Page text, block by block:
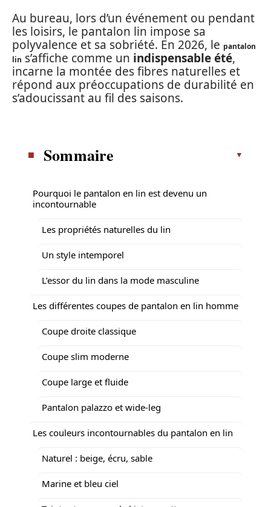
Au bureau, lors d’un événement ou pendant
les loisirs, le pantalon lin impose sa
polyvalence et sa sobriété. En 2026, le pantalon
lin s’affiche comme un indispensable été,
incarne la montée des fibres naturelles et
répond aux préoccupations de durabilité en
s’adoucissant au fil des saisons.
Sommaire
Pourquoi le pantalon en lin est devenu un
incontournable
Les propriétés naturelles du lin
Un style intemporel
L’essor du lin dans la mode masculine
Les différentes coupes de pantalon en lin homme
Coupe droite classique
Coupe slim moderne
Coupe large et fluide
Pantalon palazzo et wide-leg
Les couleurs incontournables du pantalon en lin
Naturel : beige, écru, sable
Marine et bleu ciel